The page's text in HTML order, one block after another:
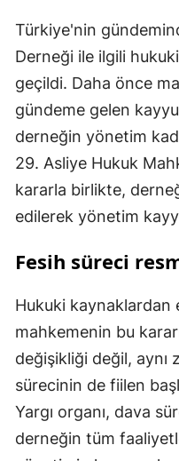
Türkiye'nin
Derneği ile ilgili
geçildi. Daha önce
gündeme gelen
derneğin yönetim
29. Asliye Hukuk
kararla birlikte,
edilerek yönetim
Fesih süreci
Hukuki kaynaklardan
mahkemenin bu
değişikliği değil, aynı
sürecinin de fiilen
Yargı organı, dava
derneğin tüm